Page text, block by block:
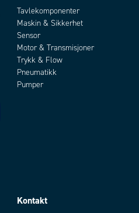
Tavlekomponenter
Maskin & Sikkerhet
Sensor
Motor & Transmisjoner
Trykk & Flow
Pneumatikk
Pumper
Kontakt